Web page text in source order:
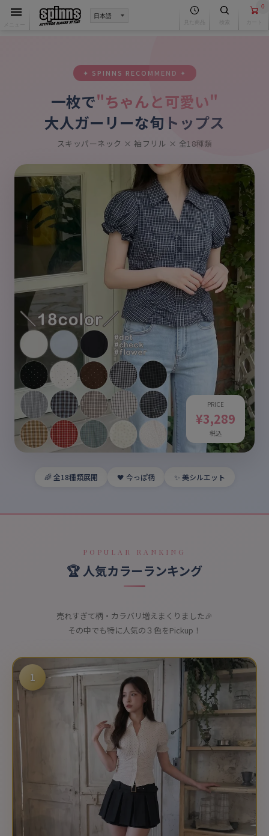
0
✦ SPINNS RECOMMEND ✦
一枚で"ちゃんと可愛い"
大人ガーリーな旬トップス
スキッパーネック × 袖フリル × 全18種類
PRICE
¥3,289
税込
🌈 全18種類展開 🖤 今っぽ柄 ✨ 美シルエット
POPULAR RANKING
🏆 人気カラーランキング
売れすぎて柄・カラバリ増えまくりました🎉
その中でも特に人気の３色をPickup！
1